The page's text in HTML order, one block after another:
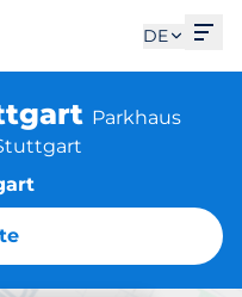
DE
Parkhaus